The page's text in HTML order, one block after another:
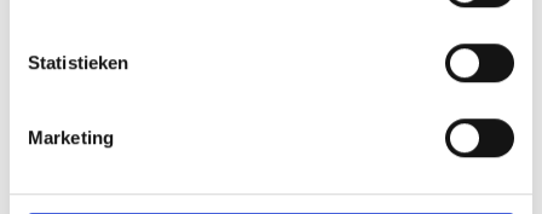
Statistieken
Marketing
PASTASALADE